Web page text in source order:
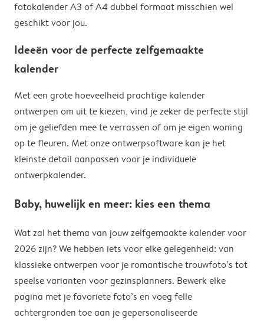
fotokalender A3 of A4 dubbel formaat misschien wel
geschikt voor jou.
Ideeën voor de perfecte zelfgemaakte
kalender
Met een grote hoeveelheid prachtige kalender
ontwerpen om uit te kiezen, vind je zeker de perfecte stijl
om je geliefden mee te verrassen of om je eigen woning
op te fleuren. Met onze ontwerpsoftware kan je het
kleinste detail aanpassen voor je individuele
ontwerpkalender.
Baby, huwelijk en meer: kies een thema
Wat zal het thema van jouw zelfgemaakte kalender voor
2026 zijn? We hebben iets voor elke gelegenheid: van
klassieke ontwerpen voor je romantische trouwfoto’s tot
speelse varianten voor gezinsplanners. Bewerk elke
pagina met je favoriete foto’s en voeg felle
achtergronden toe aan je gepersonaliseerde